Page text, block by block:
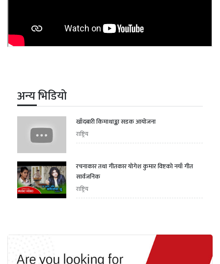
अन्य भिडियो
खाँदबारी किमाथाङ्का सडक आयोजना
राष्ट्रिय
रचनाकार तथा गीतकार योगेश कुमार विष्टको नयाँ गीत
सार्वजनिक
राष्ट्रिय